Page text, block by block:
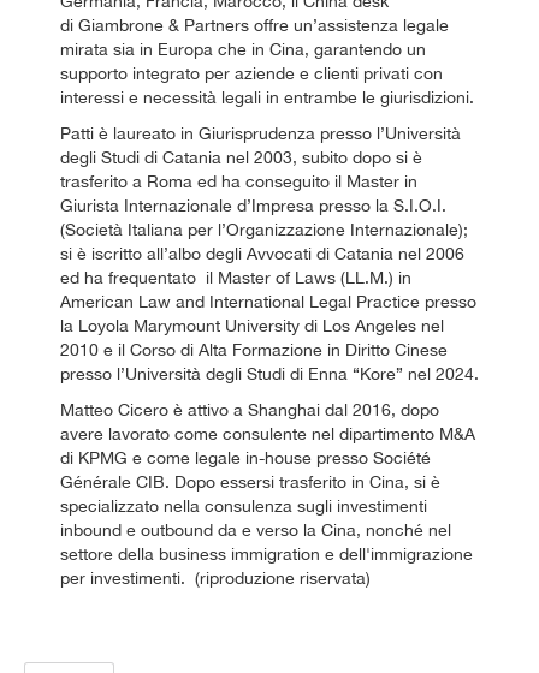
di Giambrone & Partners offre un’assistenza legale
mirata sia in Europa che in Cina, garantendo un
supporto integrato per aziende e clienti privati con
interessi e necessità legali in entrambe le giurisdizioni.
Patti è laureato in Giurisprudenza presso l’Università
degli Studi di Catania nel 2003, subito dopo si è
trasferito a Roma ed ha conseguito il Master in
Giurista Internazionale d’Impresa presso la S.I.O.I.
(Società Italiana per l’Organizzazione Internazionale);
si è iscritto all’albo degli Avvocati di Catania nel 2006
ed ha frequentato il Master of Laws (LL.M.) in
American Law and International Legal Practice presso
la Loyola Marymount University di Los Angeles nel
2010 e il Corso di Alta Formazione in Diritto Cinese
presso l’Università degli Studi di Enna “Kore” nel 2024.
Matteo Cicero è attivo a Shanghai dal 2016, dopo
avere lavorato come consulente nel dipartimento M&A
di KPMG e come legale in-house presso Société
Générale CIB. Dopo essersi trasferito in Cina, si è
specializzato nella consulenza sugli investimenti
inbound e outbound da e verso la Cina, nonché nel
settore della business immigration e dell'immigrazione
per investimenti. (riproduzione riservata)